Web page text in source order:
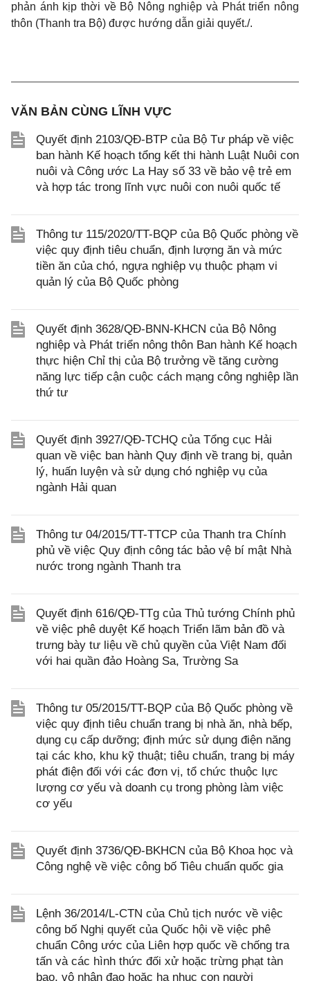
phản ánh kịp thời về Bộ Nông nghiệp và Phát triển nông
thôn (Thanh tra Bộ) được hướng dẫn giải quyết./.
VĂN BẢN CÙNG LĨNH VỰC
Quyết định 2103/QĐ-BTP của Bộ Tư pháp về việc
ban hành Kế hoạch tổng kết thi hành Luật Nuôi con
nuôi và Công ước La Hay số 33 về bảo vệ trẻ em
và hợp tác trong lĩnh vực nuôi con nuôi quốc tế
Thông tư 115/2020/TT-BQP của Bộ Quốc phòng về
việc quy định tiêu chuẩn, định lượng ăn và mức
tiền ăn của chó, ngựa nghiệp vụ thuộc phạm vi
quản lý của Bộ Quốc phòng
Quyết định 3628/QĐ-BNN-KHCN của Bộ Nông
nghiệp và Phát triển nông thôn Ban hành Kế hoạch
thực hiện Chỉ thị của Bộ trưởng về tăng cường
năng lực tiếp cận cuộc cách mạng công nghiệp lần
thứ tư
Quyết định 3927/QĐ-TCHQ của Tổng cục Hải
quan về việc ban hành Quy định về trang bị, quản
lý, huấn luyện và sử dụng chó nghiệp vụ của
ngành Hải quan
Thông tư 04/2015/TT-TTCP của Thanh tra Chính
phủ về việc Quy định công tác bảo vệ bí mật Nhà
nước trong ngành Thanh tra
Quyết định 616/QĐ-TTg của Thủ tướng Chính phủ
về việc phê duyệt Kế hoạch Triển lãm bản đồ và
trưng bày tư liệu về chủ quyền của Việt Nam đối
với hai quần đảo Hoàng Sa, Trường Sa
Thông tư 05/2015/TT-BQP của Bộ Quốc phòng về
việc quy định tiêu chuẩn trang bị nhà ăn, nhà bếp,
dụng cụ cấp dưỡng; định mức sử dụng điện năng
tại các kho, khu kỹ thuật; tiêu chuẩn, trang bị máy
phát điện đối với các đơn vị, tổ chức thuộc lực
lượng cơ yếu và doanh cụ trong phòng làm việc
cơ yếu
Quyết định 3736/QĐ-BKHCN của Bộ Khoa học và
Công nghệ về việc công bố Tiêu chuẩn quốc gia
Lệnh 36/2014/L-CTN của Chủ tịch nước về việc
công bố Nghị quyết của Quốc hội về việc phê
chuẩn Công ước của Liên hợp quốc về chống tra
tấn và các hình thức đối xử hoặc trừng phạt tàn
bạo, vô nhân đạo hoặc hạ nhục con người